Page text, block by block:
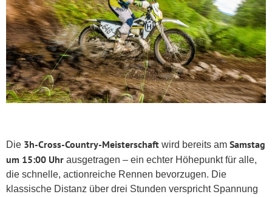
Die 3h-Cross-Country-Meisterschaft wird bereits am Samstag
um 15:00 Uhr ausgetragen – ein echter Höhepunkt für alle,
die schnelle, actionreiche Rennen bevorzugen. Die
klassische Distanz über drei Stunden verspricht Spannung